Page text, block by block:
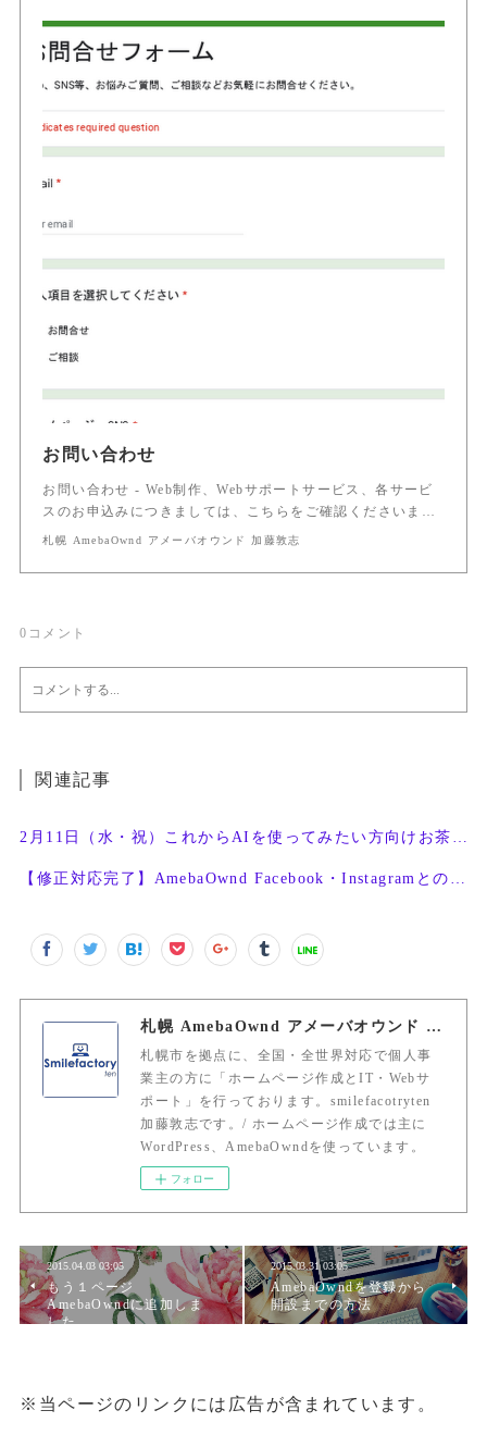
お問い合わせ
お問い合わせ - Web制作、Webサポートサービス、各サービ
スのお申込みにつきましては、こちらをご確認くださいま…
札幌 AmebaOwnd アメーバオウンド 加藤敦志
0 コメント
関連記事
札幌 AmebaOwnd アメーバオウンド 加藤敦志
札幌市を拠点に、全国・全世界対応で個人事
業主の方に「ホームページ作成とIT・Webサ
ポート」を行っております。smilefacotryten
加藤敦志です。/ ホームページ作成では主に
WordPress、AmebaOwndを使っています。
フォロー
2015.04.03 03:05
もう１ページ
AmebaOwndに追加しま
した。
2015.03.31 03:05
AmebaOwndを登録から
開設までの方法
※当ページのリンクには広告が含まれています。